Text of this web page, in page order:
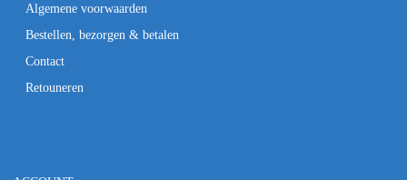
Algemene voorwaarden
Bestellen, bezorgen & betalen
Contact
Retouneren